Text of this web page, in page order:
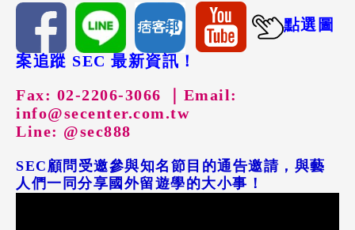
點選圖
案追蹤 SEC 最新資訊！
Fax: 02-2206-3066 ｜ Email:
info@secenter.com.tw
Line: @sec888
SEC顧問受邀參與知名節目的通告邀請，與藝
人們一同分享國外留遊學的大小事！